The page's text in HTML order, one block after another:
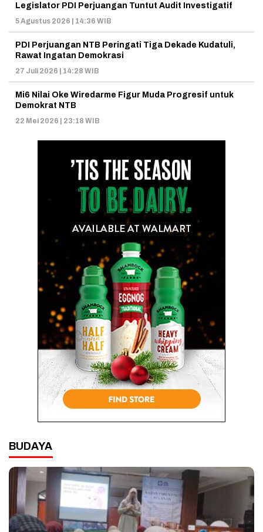
Legislator PDI Perjuangan Tuntut Audit Investigatif
5 Agustus 2026 | 14:36 WIB
PDI Perjuangan NTB Peringati Tiga Dekade Kudatuli,
Rawat Ingatan Demokrasi
27 Juli 2026 | 14:28 WIB
Mi6 Nilai Oke Wiredarme Figur Muda Progresif untuk
Demokrat NTB
22 Mei 2026 | 23:18 WIB
BUDAYA